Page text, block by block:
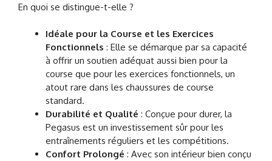
En quoi se distingue-t-elle ?
Idéale pour la Course et les Exercices
Fonctionnels : Elle se démarque par sa capacité
à offrir un soutien adéquat aussi bien pour la
course que pour les exercices fonctionnels, un
atout rare dans les chaussures de course
standard.
Durabilité et Qualité : Conçue pour durer, la
Pegasus est un investissement sûr pour les
entraînements réguliers et les compétitions.
Confort Prolongé : Avec son intérieur bien conçu